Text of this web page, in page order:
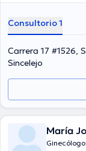
Consultorio 1
Carrera 17 #1526,
Sincelejo
María